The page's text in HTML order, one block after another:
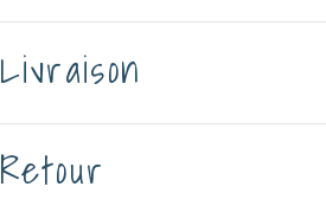
Livraison
Retour